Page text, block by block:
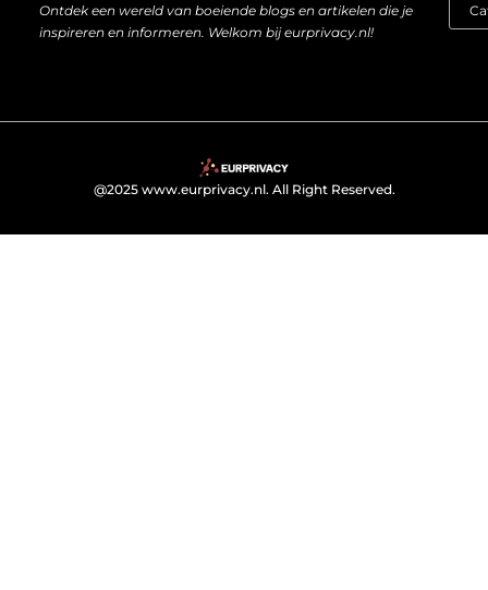
Ontdek een wereld van boeiende blogs en artikelen die je
inspireren en informeren. Welkom bij eurprivacy.nl!
@2025 www.eurprivacy.nl. All Right Reserved.